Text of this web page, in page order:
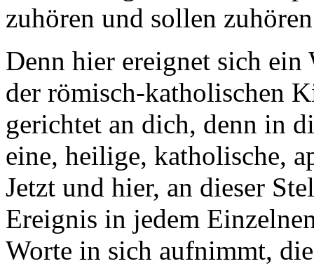
zuhören und sollen
Denn hier ereignet sich
der römisch-katholischen
gerichtet an dich, denn in
eine, heilige, katholische,
Jetzt und hier, an dieser
Ereignis in jedem
Worte in sich aufnimmt,